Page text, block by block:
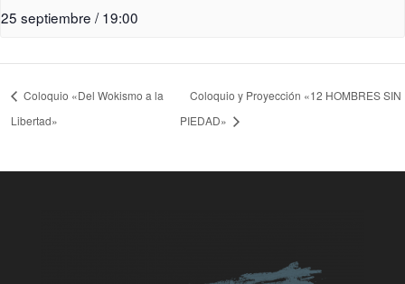
25 septiembre / 19:00
Coloquio «Del Wokismo a la
Libertad»
Coloquio y Proyección «12 HOMBRES SIN
PIEDAD»